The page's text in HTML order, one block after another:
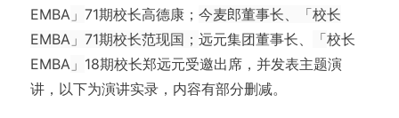
EMBA」 71期校长高德康； 今麦郎董事长、「校长
EMBA」71期校长范现国； 远元集团董事长、 「校长
EMBA」 18期校长郑远元受邀出席，并发表主题演
讲，以下为演讲实录，内容有部分删减。